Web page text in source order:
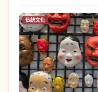
伝統文化